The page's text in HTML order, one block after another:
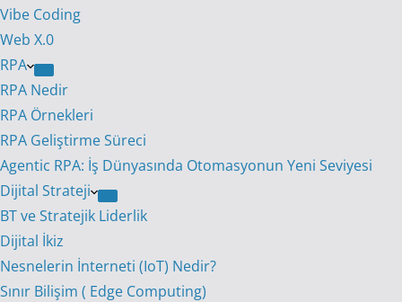
Vibe Coding
Web X.0
RPA
RPA Nedir
RPA Örnekleri
RPA Geliştirme Süreci
Agentic RPA: İş Dünyasında Otomasyonun Yeni Seviyesi
Dijital Strateji
BT ve Stratejik Liderlik
Dijital İkiz
Nesnelerin İnterneti (IoT) Nedir?
Sınır Bilişim ( Edge Computing)